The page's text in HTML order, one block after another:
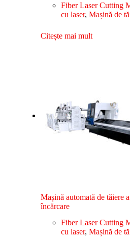
Fiber Laser Cutting
cu laser,Mașină de
Citește mai mult
Mașină automată de tăiere
încărcare
Fiber Laser Cutting
cu laser,Mașină de